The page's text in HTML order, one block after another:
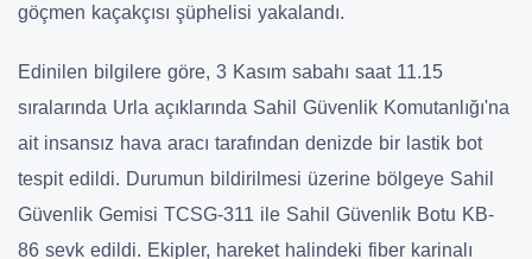
göçmen kaçakçısı şüphelisi yakalandı.
Edinilen bilgilere göre, 3 Kasım sabahı saat 11.15
sıralarında Urla açıklarında Sahil Güvenlik Komutanlığı'na
ait insansız hava aracı tarafından denizde bir lastik bot
tespit edildi. Durumun bildirilmesi üzerine bölgeye Sahil
Güvenlik Gemisi TCSG-311 ile Sahil Güvenlik Botu KB-
86 sevk edildi. Ekipler, hareket halindeki fiber karinalı